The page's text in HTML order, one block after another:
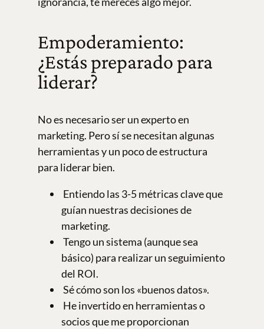
Empoderamiento:
¿Estás preparado para
liderar?
No es necesario ser un experto en
marketing. Pero sí se necesitan algunas
herramientas y un poco de estructura
para liderar bien.
Entiendo las 3-5 métricas clave que
guían nuestras decisiones de
marketing.
Tengo un sistema (aunque sea
básico) para realizar un seguimiento
del ROI.
Sé cómo son los «buenos datos».
He invertido en herramientas o
socios que me proporcionan